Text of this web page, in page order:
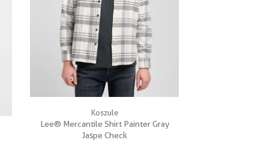
Szybki podgląd
Koszule
Lee® Mercantile Shirt Painter Gray
Jaspe Check